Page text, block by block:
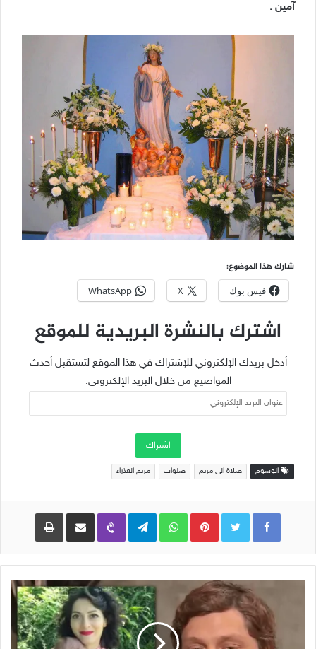
آمين .
شارك هذا الموضوع:
فيس بوك X
WhatsApp
اشترك بالنشرة البريدية للموقع
أدخل بريدك الإلكتروني للإشتراك في هذا الموقع لتستقبل أحدث
المواضيع من خلال البريد الإلكتروني.
عنوان
البريد
اشتراك
الوسوم صلاة الى مريم صلوات مريم العذراء
Pinterest
WhatsApp
Telegram
Viber مشاركة عبر البريد طباعة